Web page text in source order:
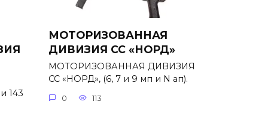
143
МОТОРИЗОВАННАЯ
ДИВИЗИЯ СС «НОРД»
МОТОРИЗОВАННАЯ ДИВИЗИЯ
СС «НОРД», (6, 7 и 9 мп и N ап).
0 113